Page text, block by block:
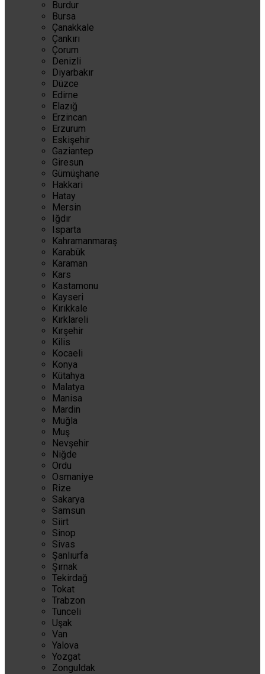
Burdur
Bursa
Çanakkale
Çankırı
Çorum
Denizli
Diyarbakır
Düzce
Edirne
Elazığ
Erzincan
Erzurum
Eskişehir
Gaziantep
Giresun
Gümüşhane
Hakkari
Hatay
Mersin
Iğdır
Isparta
Kahramanmaraş
Karabük
Karaman
Kars
Kastamonu
Kayseri
Kırıkkale
Kırklareli
Kırşehir
Kilis
Kocaeli
Konya
Kütahya
Malatya
Manisa
Mardin
Muğla
Muş
Nevşehir
Niğde
Ordu
Osmaniye
Rize
Sakarya
Samsun
Siirt
Sinop
Sivas
Şanlıurfa
Şırnak
Tekirdağ
Tokat
Trabzon
Tunceli
Uşak
Van
Yalova
Yozgat
Zonguldak